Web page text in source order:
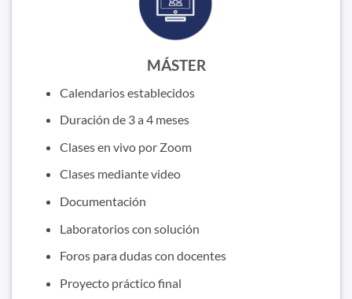
MÁSTER
Calendarios establecidos
Duración de 3 a 4 meses
Clases en vivo por Zoom
Clases mediante video
Documentación
Laboratorios con solución
Foros para dudas con docentes
Proyecto práctico final